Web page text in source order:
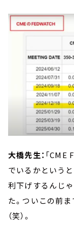
大橋先生： 「CME
でいるかという
利下げするんじ
た。ついこの前
（笑）。